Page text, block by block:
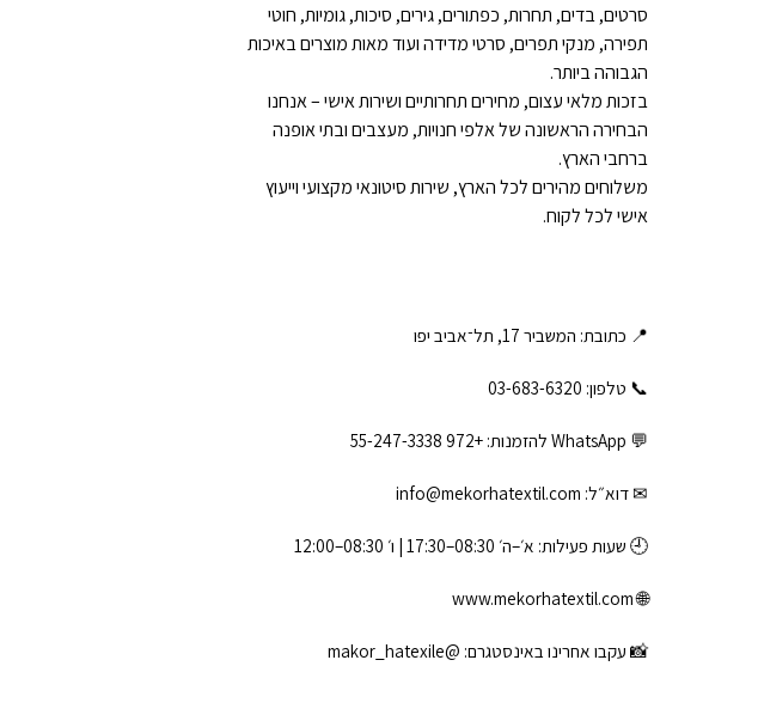
סרטים, בדים, תחרות, כפתורים, גירים, סיכות, גומיות, חוטי
תפירה, מנקי תפרים, סרטי מדידה ועוד מאות מוצרים באיכות
הגבוהה ביותר.
בזכות מלאי עצום, מחירים תחרותיים ושירות אישי – אנחנו
הבחירה הראשונה של אלפי חנויות, מעצבים ובתי אופנה
ברחבי הארץ.
משלוחים מהירים לכל הארץ, שירות סיטונאי מקצועי וייעוץ
אישי לכל לקוח.
📍 כתובת: המשביר 17, תל־אביב יפו
📞 טלפון: ‎03-683-6320
💬 WhatsApp להזמנות: +972 55-247-3338
✉ דוא״ל: info@mekorhatextil.com
🕘 שעות פעילות: א׳–ה׳ 08:30–17:30 | ו׳ 08:30–12:00
🌐
www.mekorhatextil.com
📸 עקבו אחרינו באינסטגרם: @makor_hatexile